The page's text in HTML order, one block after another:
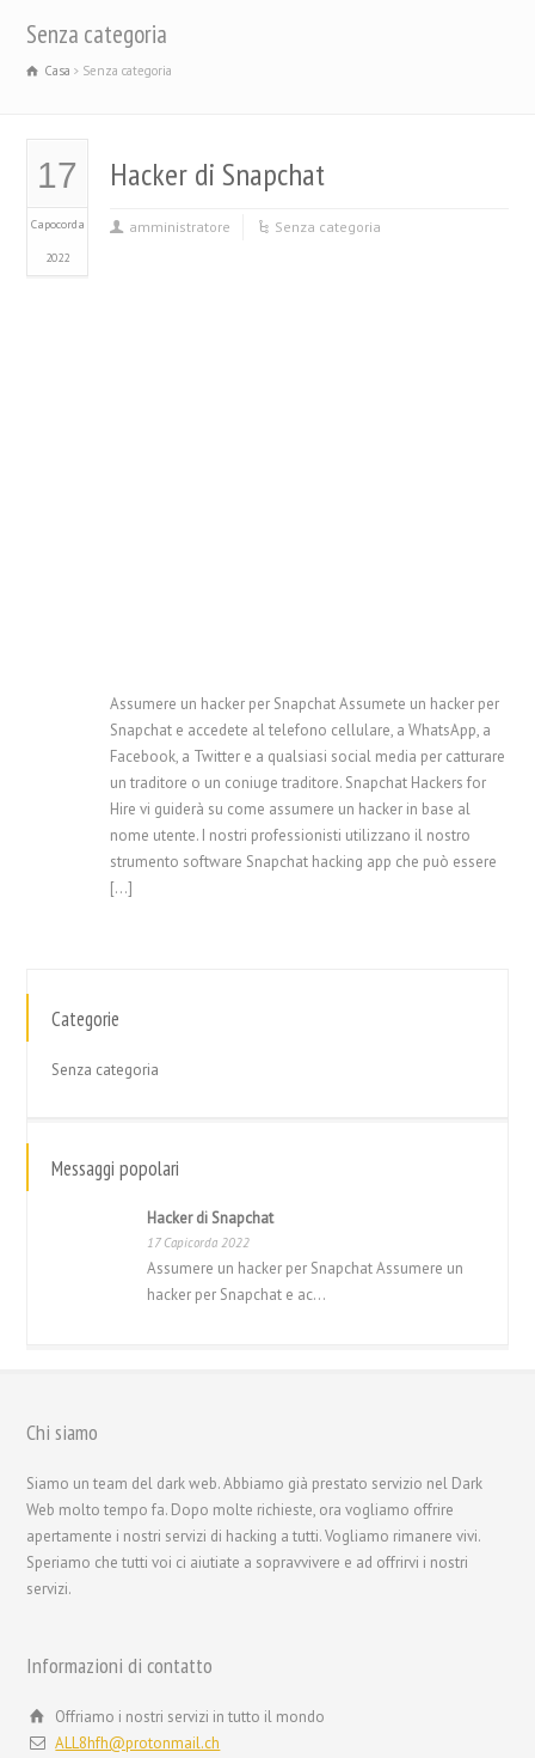
Senza categoria
Casa Senza categoria
17
Capocorda
2022
Hacker di Snapchat
amministratore Senza categoria
Assumere un hacker per Snapchat Assumete un hacker per
Snapchat e accedete al telefono cellulare, a WhatsApp, a
Facebook, a Twitter e a qualsiasi social media per catturare
un traditore o un coniuge traditore. Snapchat Hackers for
Hire vi guiderà su come assumere un hacker in base al
nome utente. I nostri professionisti utilizzano il nostro
strumento software Snapchat hacking app che può essere
[...]
Categorie
Senza categoria
Messaggi popolari
Hacker di Snapchat
17 Capicorda 2022
Assumere un hacker per Snapchat Assumere un
hacker per Snapchat e ac...
Chi siamo
Siamo un team del dark web. Abbiamo già prestato servizio nel Dark
Web molto tempo fa. Dopo molte richieste, ora vogliamo offrire
apertamente i nostri servizi di hacking a tutti. Vogliamo rimanere vivi.
Speriamo che tutti voi ci aiutiate a sopravvivere e ad offrirvi i nostri
servizi.
Informazioni di contatto
Offriamo i nostri servizi in tutto il mondo
ALL8hfh@protonmail.ch
Română
简体中文
香港中文
繁體中文